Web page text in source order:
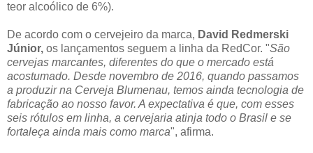
teor alcoólico de 6%).
De acordo com o cervejeiro da marca, David Redmerski
Júnior, os lançamentos seguem a linha da RedCor. "São
cervejas marcantes, diferentes do que o mercado está
acostumado. Desde novembro de 2016, quando passamos
a produzir na Cerveja Blumenau, temos ainda tecnologia de
fabricação ao nosso favor. A expectativa é que, com esses
seis rótulos em linha, a cervejaria atinja todo o Brasil e se
fortaleça ainda mais como marca", afirma.